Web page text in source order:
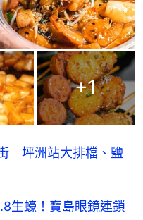
+1
坪洲站大排檔、鹽
生蠔！寶島眼鏡連鎖